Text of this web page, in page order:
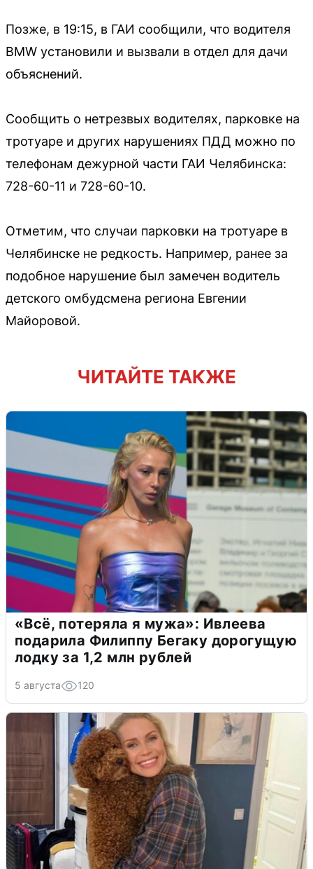
Позже, в 19:15, в ГАИ сообщили, что водителя
BMW установили и вызвали в отдел для дачи
объяснений.
Сообщить о нетрезвых водителях, парковке на
тротуаре и других нарушениях ПДД можно по
телефонам дежурной части ГАИ Челябинска:
728-60-11 и 728-60-10.
Отметим, что случаи парковки на тротуаре в
Челябинске не редкость. Например, ранее за
подобное нарушение был замечен водитель
детского омбудсмена региона Евгении
Майоровой.
ЧИТАЙТЕ ТАКЖЕ
«Всё, потеряла я мужа»: Ивлеева
подарила Филиппу Бегаку дорогущую
лодку за 1,2 млн рублей
5 августа 120